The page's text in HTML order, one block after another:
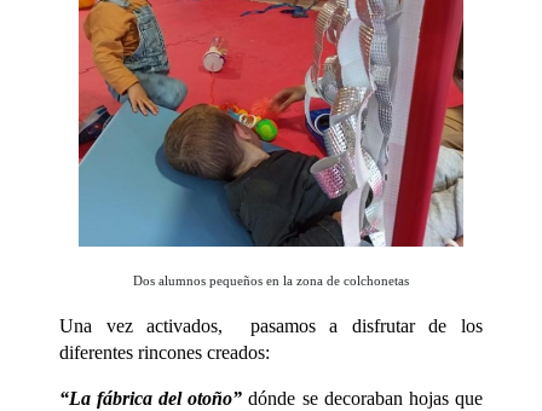
Dos alumnos pequeños en la zona de colchonetas
Una vez activados, pasamos a disfrutar de los
diferentes rincones creados:
“La fábrica del otoño” dónde se decoraban hojas que